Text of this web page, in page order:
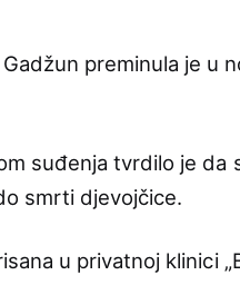
preminula je u
suđenja tvrdilo je
smrti djevojčice.
u privatnoj klinici